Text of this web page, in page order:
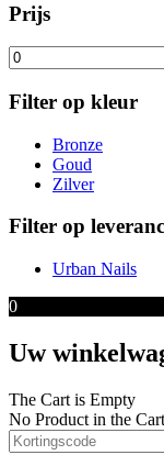
Prijs
Min.
prijs
Filter op kleur
Bronze
Goud
Zilver
Filter op
Urban Nails
0
Uw
The Cart is Empty
No Product in the